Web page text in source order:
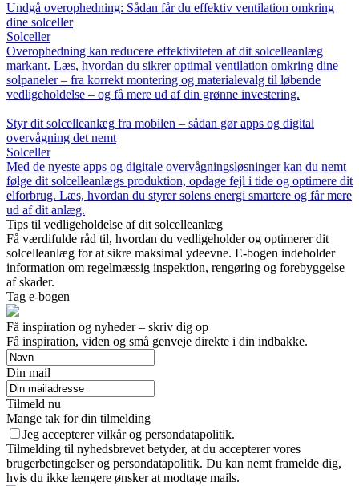
Undgå overophedning: Sådan får du effektiv ventilation omkring
dine solceller
Solceller
Overophedning kan reducere effektiviteten af dit solcelleanlæg
markant. Læs, hvordan du sikrer optimal ventilation omkring dine
solpaneler – fra korrekt montering og materialevalg til løbende
vedligeholdelse – og få mere ud af din grønne investering.
Styr dit solcelleanlæg fra mobilen – sådan gør apps og digital
overvågning det nemt
Solceller
Med de nyeste apps og digitale overvågningsløsninger kan du nemt
følge dit solcelleanlægs produktion, opdage fejl i tide og optimere dit
elforbrug. Læs, hvordan du styrer solens energi smartere og får mere
ud af dit anlæg.
Tips til vedligeholdelse af dit solcelleanlæg
Få værdifulde råd til, hvordan du vedligeholder og optimerer dit
solcelleanlæg for at sikre maksimal ydeevne. E-bogen indeholder
information om regelmæssig inspektion, rengøring og forebyggelse
af skader.
Tag e-bogen
Få inspiration og nyheder – skriv dig op
Få inspiration, viden og små genveje direkte i din indbakke.
Din mail
Tilmeld nu
Mange tak for din tilmelding
Jeg accepterer vilkår og persondatapolitik.
Tilmelding til nyhedsbrevet betyder, at du accepterer vores
brugerbetingelser og persondatapolitik. Du kan nemt framelde dig,
hvis du ikke længere ønsker at modtage mails.